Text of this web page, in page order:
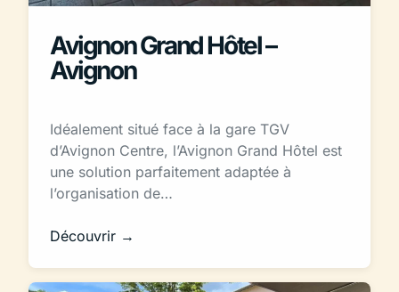
Avignon Grand Hôtel –
Avignon
Idéalement situé face à la gare TGV
d’Avignon Centre, l’Avignon Grand Hôtel est
une solution parfaitement adaptée à
l’organisation de…
Découvrir →